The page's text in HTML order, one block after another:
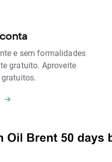
e sem formalidades
gratuito. Aproveite